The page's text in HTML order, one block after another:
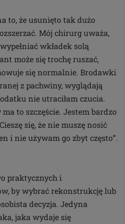
to, że usunięto tak dużo
Mój chirurg uważa,
wkładek solą
może się trochę ruszać,
się normalnie. Brodawki
z pachwiny, wyglądają
nie utraciłam czucia.
to szczęście. Jestem bardzo
się, że nie muszę nosić
i nie używam go zbyt często”.
praktycznych i
by wybrać rekonstrukcję lub
decyzja. Jedyna
jaka wydaje się